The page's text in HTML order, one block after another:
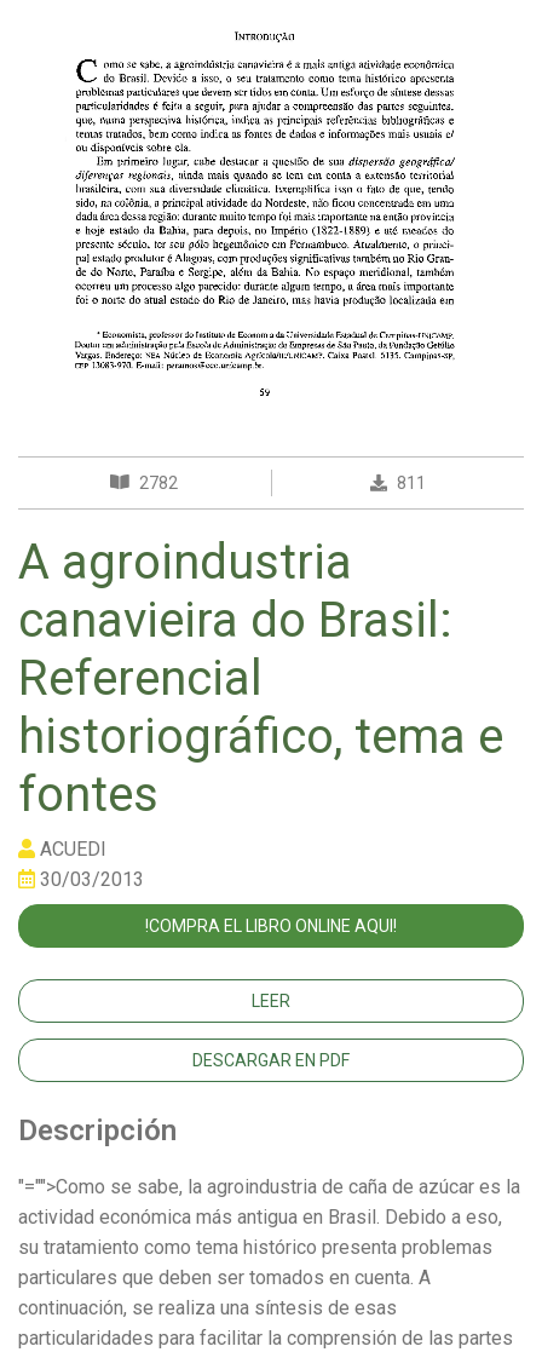
2782 811
A agroindustria
canavieira do Brasil:
Referencial
historiográfico, tema e
fontes
ACUEDI
30/03/2013
!COMPRA EL LIBRO ONLINE AQUI!
LEER
DESCARGAR EN PDF
Descripción
"="">Como se sabe, la agroindustria de caña de azúcar es la
actividad económica más antigua en Brasil. Debido a eso,
su tratamiento como tema histórico presenta problemas
particulares que deben ser tomados en cuenta. A
continuación, se realiza una síntesis de esas
particularidades para facilitar la comprensión de las partes